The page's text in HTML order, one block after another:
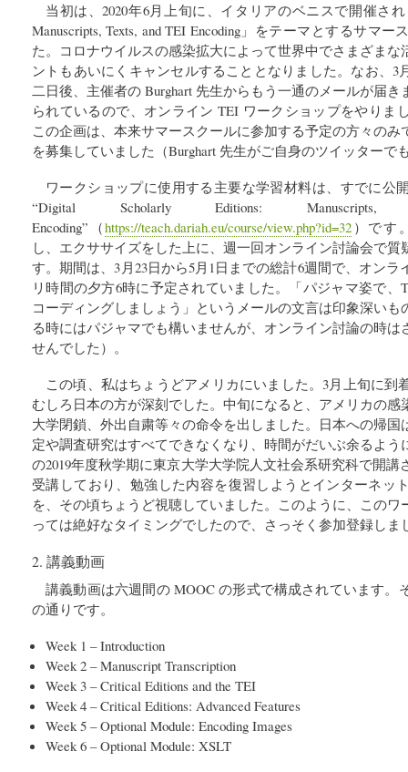
当初は、2020年6月上旬に、イタリアのベニスで開催され
Manuscripts, Texts, and TEI Encoding」をテーマとするサマ
た。コロナウイルスの感染拡大によって世界中でさまざま
ントもあいにくキャンセルすることとなりました。なお、3
二日後、主催者の Burghart 先生からもう一通のメールが届
られているので、オンライン TEI ワークショップをやりま
この企画は、本来サマースクールに参加する予定の方々の
を募集していました（Burghart 先生がご自身のツイッターで
ワークショップに使用する主要な学習材料は、すでに公
“Digital Scholarly Editions:
Encoding”（https://teach.dariah.eu/course/view.php?id=32 ）です
し、エクササイズをした上に、週一回オンライン討論会で
す。期間は、3月23日から5月1日までの総計6週間で、オン
リ時間の夕方6時に予定されていました。「パジャマ姿で
コーディングしましょう」というメールの文言は印象深い
る時にはパジャマでも構いませんが、オンライン討論の時
せんでした）。
この頃、私はちょうどアメリカにいました。3月上旬に到
むしろ日本の方が深刻でした。中旬になると、アメリカの感
大学閉鎖、外出自粛等々の命令を出しました。日本への帰
定や調査研究はすべてできなくなり、時間がだいぶ余るよ
の2019年度秋学期に東京大学大学院人文社会系研究科で開
受講しており、勉強した内容を復習しようとインターネッ
を、その頃ちょうど視聴していました。このように、この
っては絶好なタイミングでしたので、さっそく参加登録しま
2. 講義動画
講義動画は六週間の MOOC の形式で構成されています。
の通りです。
Week 1 – Introduction
Week 2 – Manuscript Transcription
Week 3 – Critical Editions and the TEI
Week 4 – Critical Editions: Advanced Features
Week 5 – Optional Module: Encoding Images
Week 6 – Optional Module: XSLT